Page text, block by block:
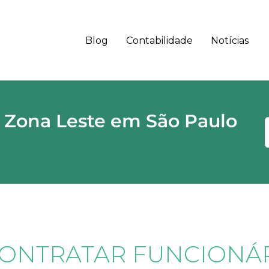
Blog Contabilidade Notícias
Leste em São Paulo